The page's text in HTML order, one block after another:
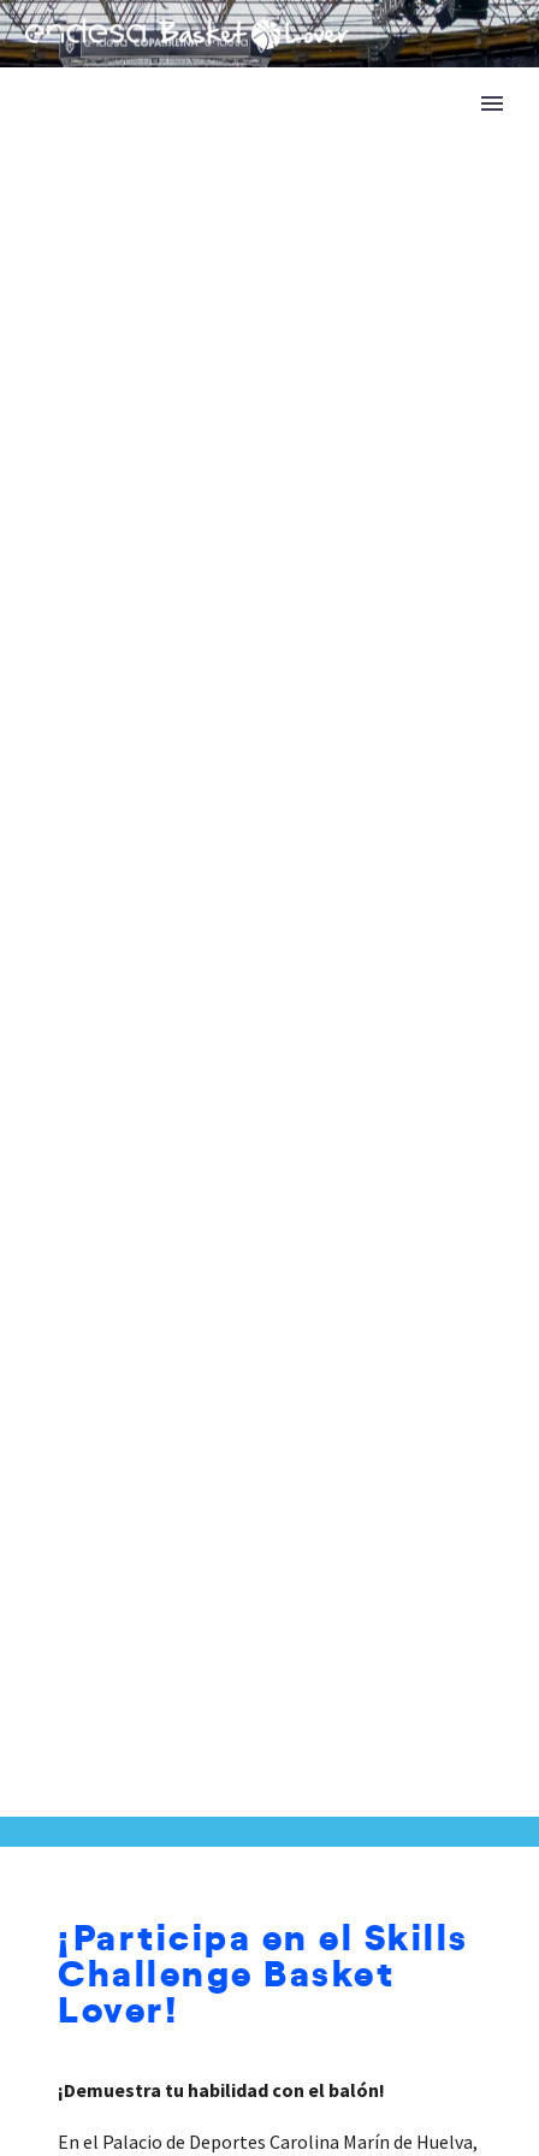
¡Participa en el Skills
Challenge Basket
Lover!
¡Demuestra tu habilidad con el balón!
En el Palacio de Deportes Carolina Marín de Huelva,